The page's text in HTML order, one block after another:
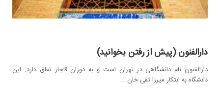
دارالفنون (پیش از رفتن بخوانید)
دارالفنون نام دانشگاهی در تهران است و به دوران قاجار تعلق دارد. این
دانشگاه به ابتکار میرزا تقی خان ...